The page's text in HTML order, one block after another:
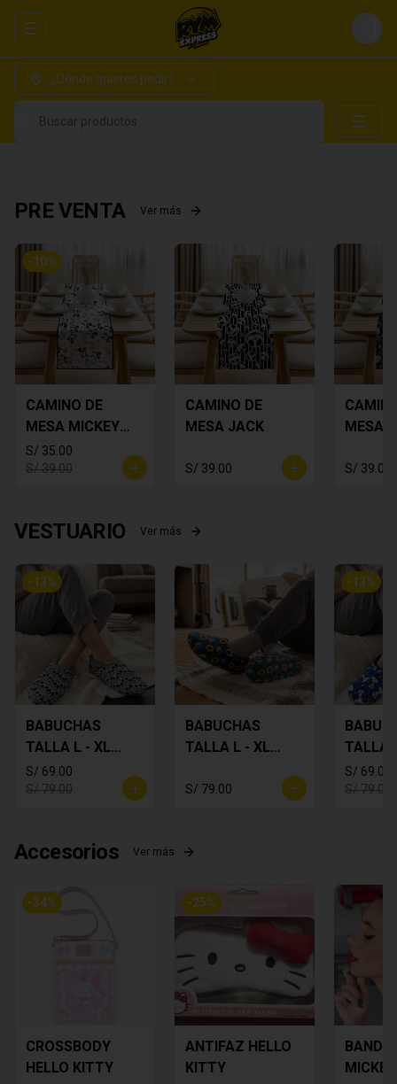
Abrir menu de navegación Login
¿Dónde quieres pedir?
Buscar productos
PRE VENTA Ver más
-10%
CAMINO DE
MESA MICKEY
PLOMO
S/ 35.00
S/ 39.00
CAMINO DE
MESA JACK
S/ 39.00
MESA
S/ 39.00
VESTUARIO Ver más
-13%
BABUCHAS
TALLA L - XL
MICKEY
S/ 69.00
S/ 79.00
BABUCHAS
TALLA L - XL
S/ 79.00
-13%
TALLA
S/ 69.00
S/ 79.00
Accesorios Ver más
-34%
CROSSBODY
HELLO KITTY
-25%
ANTIFAZ HELLO
KITTY
MICKEY